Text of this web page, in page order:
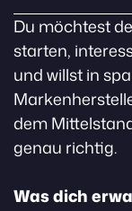
Du möchtest
starten,
und willst in
dem
genau richtig.
Was dich